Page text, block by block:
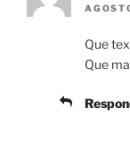
Que
Que